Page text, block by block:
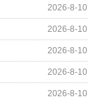
2026-8-10
2026-8-10
2026-8-10
2026-8-10
2026-8-10